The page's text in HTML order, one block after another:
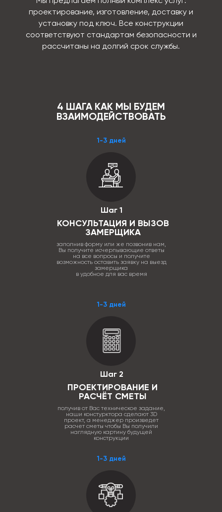
проектирование, изготовление, доставку и
установку под ключ. Все конструкции
соответствуют стандартам безопасности и
рассчитаны на долгий срок службы.
4 ШАГА КАК МЫ БУДЕМ
ВЗАИМОДЕЙСТВОВАТЬ
1-3 дней
1-3 дней
Шаг 2
ПРОЕКТИРОВАНИЕ И
РАСЧЁТ СМЕТЫ
получив от Вас техническое задание,
наши констурктора сделают 3D
проект, а менеджер произведет
расчет сметы чтобы Вы получили
наглядную картину будущей
конструкции
1-3 дней
Шаг 1
КОНСУЛЬТАЦИЯ И ВЫЗОВ
ЗАМЕРЩИКА
заполнив форму или же позвонив нам,
Вы получите исчерпывающие ответы
на все вопросы и получите
возможность оставить заявку на выезд
замерщика
в удобное для вас время